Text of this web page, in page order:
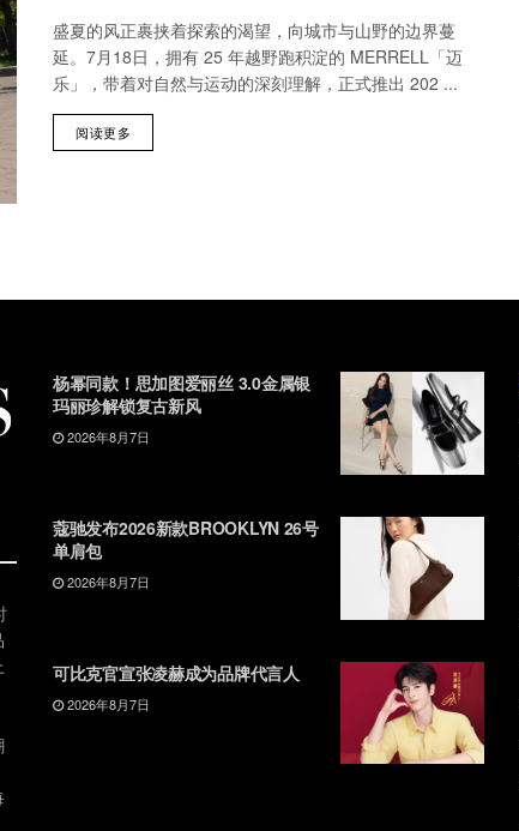
盛夏的风正裹挟着探索的渴望，向城市与山野的边界蔓
延。7月18日，拥有 25 年越野跑积淀的 MERRELL「迈
乐」，带着对自然与运动的深刻理解，正式推出 202 ...
阅读更多
杨幂同款！思加图爱丽丝 3.0金属银
玛丽珍解锁复古新风
2026年8月7日
蔻驰发布2026新款BROOKLYN 26号
单肩包
2026年8月7日
可比克官宣张凌赫成为品牌代言人
2026年8月7日